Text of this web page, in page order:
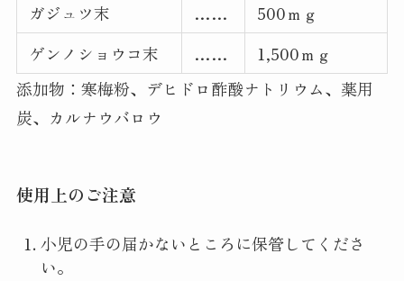
ガジュツ末
……
500ｍｇ
ゲンノショウコ末
……
1,500ｍｇ
添加物：寒梅粉、デヒドロ酢酸ナトリウム、薬用
炭、カルナウバロウ
使用上のご注意
小児の手の届かないところに保管してくださ
い。